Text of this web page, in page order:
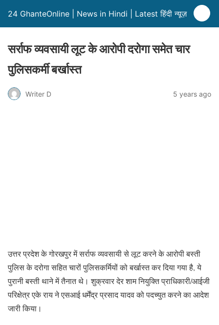
24 GhanteOnline | News in Hindi | Latest हिंदी न्यूज़
सर्राफ व्यवसायी लूट के आरोपी दरोगा समेत चार
पुलिसकर्मी बर्खास्त
Writer D 5 years ago
उत्तर प्रदेश के गोरखपुर में सर्राफ व्यवसायी से लूट करने के आरोपी बस्ती
पुलिस के दरोगा सहित चारों पुलिसकर्मियों को बर्खास्त कर दिया गया है, ये
पुरानी बस्ती थाने में तैनात थे। शुक्रवार देर शाम नियुक्ति प्राधिकारी/आईजी
परिक्षेत्र एके राय ने एसआई धर्मेंद्र प्रसाद यादव को पदच्युत करने का आदेश
जारी किया।